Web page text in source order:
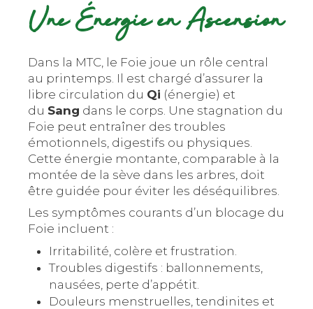
Une Énergie en Ascension
Dans la MTC, le Foie joue un rôle central
au printemps. Il est chargé d’assurer la
libre circulation du Qi (énergie) et
du Sang dans le corps. Une stagnation du
Foie peut entraîner des troubles
émotionnels, digestifs ou physiques.
Cette énergie montante, comparable à la
montée de la sève dans les arbres, doit
être guidée pour éviter les déséquilibres.
Les symptômes courants d’un blocage du
Foie incluent :
Irritabilité, colère et frustration.
Troubles digestifs : ballonnements,
nausées, perte d’appétit.
Douleurs menstruelles, tendinites et